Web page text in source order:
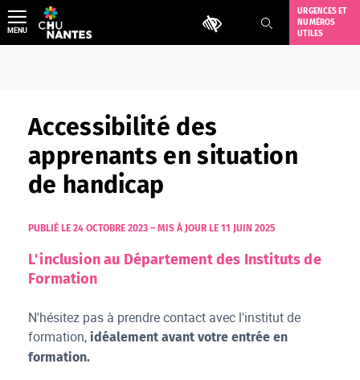
Aller
au
contenu
Outils d'accessibilité
URGENCES ET
NUMÉROS
UTILES
MENU
Accessibilité des
apprenants en situation
de handicap
PUBLIÉ LE 24 OCTOBRE 2023 – MIS À JOUR LE 11 JUIN 2025
L'inclusion au Département des Instituts de
Formation
N'hésitez pas à prendre contact avec l'institut de
formation,idéalement avant votre entrée en
formation.